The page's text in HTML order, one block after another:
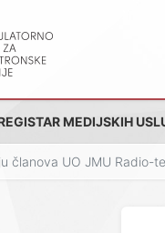
MEDIJSKIH
članova UO JMU Radio-